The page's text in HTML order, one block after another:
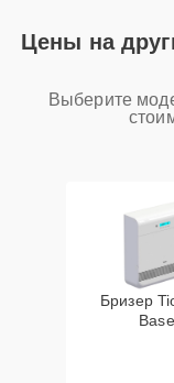
Цены на
Выберите
Бризер
Base